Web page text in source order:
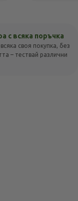
с всяка поръчка
своя покупка, без
– тествай различни